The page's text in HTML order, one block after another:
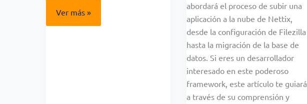
Como
SMTP
Ver más »
abordará el proceso de subir una
aplicación a la nube de Nettix,
desde la configuración de Filezilla
hasta la migración de la base de
datos. Si eres un desarrollador
interesado en este poderoso
framework, este artículo te guiará
a través de su comprensión y